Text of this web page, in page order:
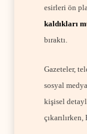
esirleri ön
kaldıkları
bıraktı.
Gazeteler,
sosyal
kişisel